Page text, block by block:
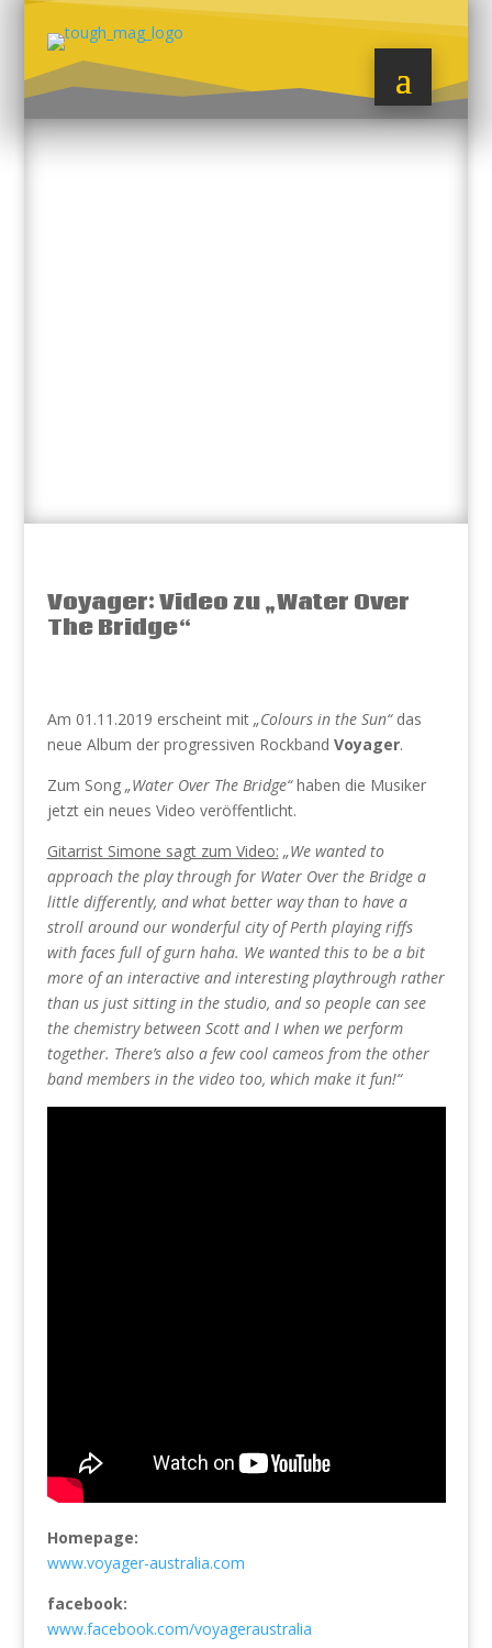
Voyager: Video zu „Water Over
The Bridge“
Am 01.11.2019 erscheint mit „Colours in the Sun“das
neue Album der progressiven Rockband Voyager.
Zum Song „Water Over The Bridge“haben die Musiker
jetzt ein neues Video veröffentlicht.
Gitarrist Simone sagt zum Video: „We wanted to
approach the play through for Water Over the Bridge a
little differently, and what better way than to have a
stroll around our wonderful city of Perth playing riffs
with faces full of gurn haha. We wanted this to be a bit
more of an interactive and interesting playthrough rather
than us just sitting in the studio, and so people can see
the chemistry between Scott and I when we perform
together. There’s also a few cool cameos from the other
band members in the video too, which make it fun!“
Homepage:
www.voyager-australia.com
facebook:
www.facebook.com/voyageraustralia